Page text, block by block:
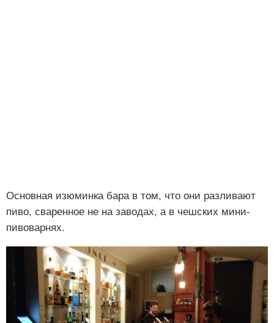
Основная изюминка бара в том, что они разливают
пиво, сваренное не на заводах, а в чешских мини-
пивоварнях.